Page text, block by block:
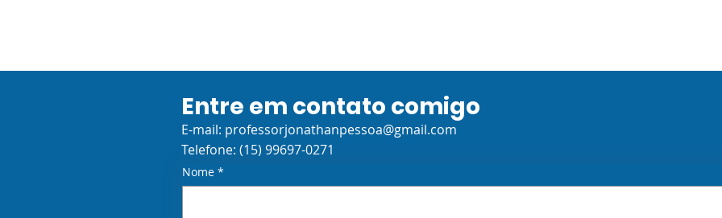
Entre em contato comigo
E-mail: professorjonathanpessoa@gmail.com
Telefone: (15) 99697-0271
Nome *